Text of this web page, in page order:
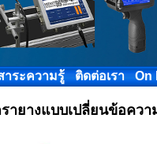
าระความรู้ ติดต่อเรา On
ายางแบบเปลี่ยนข้อควา